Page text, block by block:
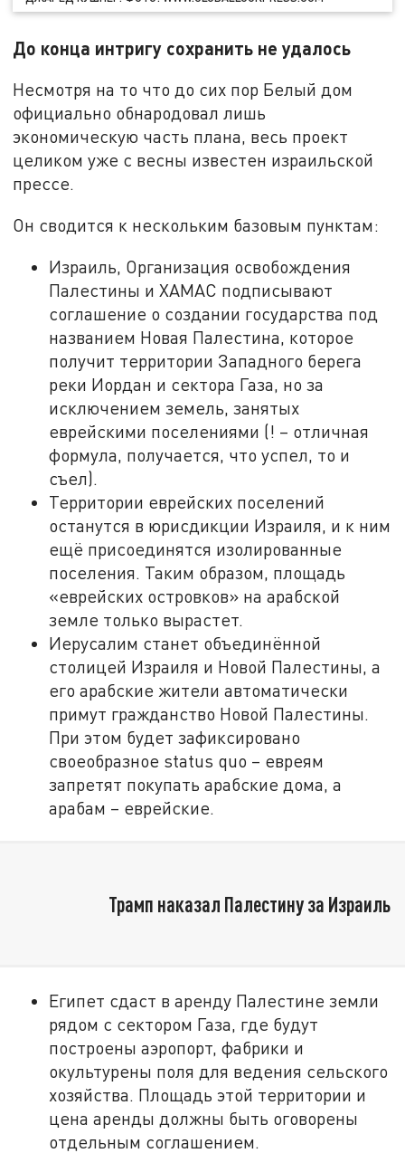
До конца интригу сохранить не удалось
Несмотря на то что до сих пор Белый дом
официально обнародовал лишь
экономическую часть плана, весь проект
целиком уже с весны известен израильской
прессе.
Он сводится к нескольким базовым пунктам:
Израиль, Организация освобождения
Палестины и ХАМАС подписывают
соглашение о создании государства под
названием Новая Палестина, которое
получит территории Западного берега
реки Иордан и сектора Газа, но за
исключением земель, занятых
еврейскими поселениями (! – отличная
формула, получается, что успел, то и
съел).
Территории еврейских поселений
останутся в юрисдикции Израиля, и к ним
ещё присоединятся изолированные
поселения. Таким образом, площадь
«еврейских островков» на арабской
земле только вырастет.
Иерусалим станет объединённой
столицей Израиля и Новой Палестины, а
его арабские жители автоматически
примут гражданство Новой Палестины.
При этом будет зафиксировано
своеобразное status quo – евреям
запретят покупать арабские дома, а
арабам – еврейские.
Трамп наказал Палестину за Израиль
Египет сдаст в аренду Палестине земли
рядом с сектором Газа, где будут
построены аэропорт, фабрики и
окультурены поля для ведения сельского
хозяйства. Площадь этой территории и
цена аренды должны быть оговорены
отдельным соглашением.